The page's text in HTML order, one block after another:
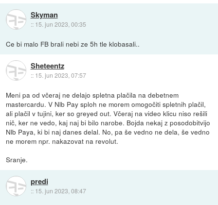
Skyman
:: 15. jun 2023, 00:35
Ce bi malo FB brali nebi ze 5h tle klobasali..
Sheteentz
:: 15. jun 2023, 07:57
Meni pa od včeraj ne delajo spletna plačila na debetnem
mastercardu. V Nlb Pay sploh ne morem omogočiti spletnih plačil,
ali plačil v tujini, ker so greyed out. Včeraj na video klicu niso rešili
nič, ker ne vedo, kaj naj bi bilo narobe. Bojda nekaj z posodobitvijo
Nlb Paya, ki bi naj danes delal. No, pa še vedno ne dela, še vedno
ne morem npr. nakazovat na revolut.
Sranje.
predi
:: 15. jun 2023, 08:47